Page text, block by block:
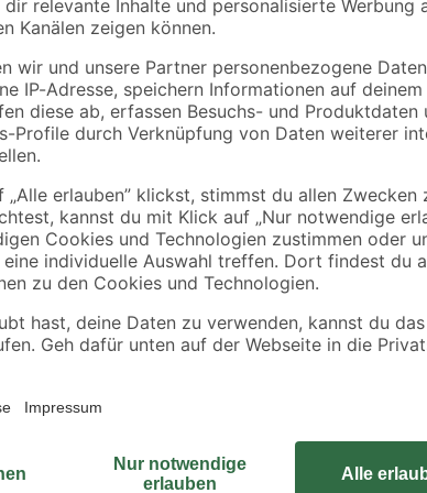
Ø 6,35 mm
7
Sortimentskasten
transparent 3-15
Fächer 29 x 18,5 x 4,6
cm
Flachfräsbohrer sind ein
Bauarbeiter. Was wäre, wenn du
Bosch 'Tip Technology' ist dies
fortschrittlichsten Designs für
professionelle Benutzer äußerst
bereits mit dem geringsten
hilfreich, wenn du über Kopf oder
Paddeldesign sorgt für
Flachfräsbohrer eignet sich für
für Experten, die Löcher für
Schlagfester 1/4‑Zoll-
Bohrschraubern. Nicht geeignet